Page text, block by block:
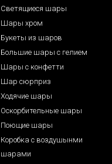
Светящиеся шары
Шары хром
Букеты из шаров
Большие шары с гелием
Шары с конфетти
Шар сюрприз
Ходячие шары
Оскорбительные шары
Поющие шары
Коробка с воздушынми
шарами